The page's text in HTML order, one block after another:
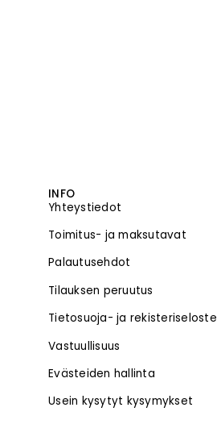
INFO
Yhteystiedot
Toimitus- ja maksutavat
Palautusehdot
Tilauksen peruutus
Tietosuoja- ja rekisteriseloste
Vastuullisuus
Evästeiden hallinta
Usein kysytyt kysymykset